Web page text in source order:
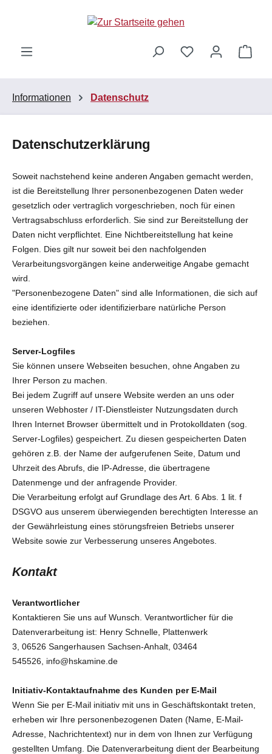
Zum Hauptinhalt springen
Informationen Datenschutz
Datenschutzerklärung
Soweit nachstehend keine anderen Angaben gemacht werden,
ist die Bereitstellung Ihrer personenbezogenen Daten weder
gesetzlich oder vertraglich vorgeschrieben, noch für einen
Vertragsabschluss erforderlich. Sie sind zur Bereitstellung der
Daten nicht verpflichtet. Eine Nichtbereitstellung hat keine
Folgen. Dies gilt nur soweit bei den nachfolgenden
Verarbeitungsvorgängen keine anderweitige Angabe gemacht
wird.
"Personenbezogene Daten" sind alle Informationen, die sich auf
eine identifizierte oder identifizierbare natürliche Person
beziehen.
Server-Logfiles
Sie können unsere Webseiten besuchen, ohne Angaben zu
Ihrer Person zu machen.
Bei jedem Zugriff auf unsere Website werden an uns oder
unseren Webhoster / IT-Dienstleister Nutzungsdaten durch
Ihren Internet Browser übermittelt und in Protokolldaten (sog.
Server-Logfiles) gespeichert. Zu diesen gespeicherten Daten
gehören z.B. der Name der aufgerufenen Seite, Datum und
Uhrzeit des Abrufs, die IP-Adresse, die übertragene
Datenmenge und der anfragende Provider.
Die Verarbeitung erfolgt auf Grundlage des Art. 6 Abs. 1 lit. f
DSGVO aus unserem überwiegenden berechtigten Interesse an
der Gewährleistung eines störungsfreien Betriebs unserer
Website sowie zur Verbesserung unseres Angebotes.
Kontakt
Verantwortlicher
Kontaktieren Sie uns auf Wunsch. Verantwortlicher für die
Datenverarbeitung ist: Henry Schnelle, Plattenwerk
3, 06526 Sangerhausen Sachsen-Anhalt, 03464
545526, info@hskamine.de
Initiativ-Kontaktaufnahme des Kunden per E-Mail
Wenn Sie per E-Mail initiativ mit uns in Geschäftskontakt treten,
erheben wir Ihre personenbezogenen Daten (Name, E-Mail-
Adresse, Nachrichtentext) nur in dem von Ihnen zur Verfügung
gestellten Umfang. Die Datenverarbeitung dient der Bearbeitung